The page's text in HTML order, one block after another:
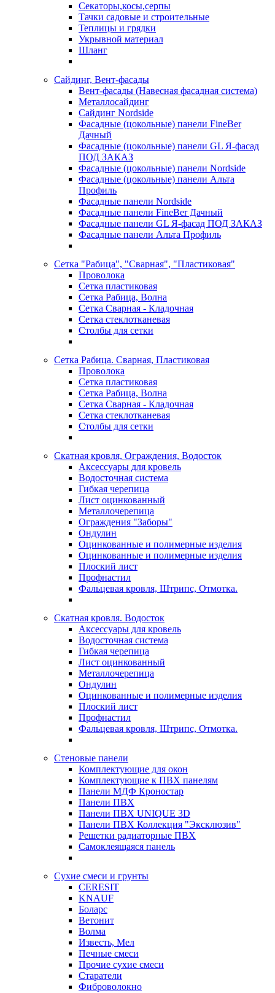
Секаторы,косы,серпы
Тачки садовые и строительные
Теплицы и грядки
Укрывной материал
Шланг
Сайдинг, Вент-фасады
Вент-фасады (Навесная фасадная система)
Металлосайдинг
Сайдинг Nordside
Фасадные (цокольные) панели FineBer
Дачный
Фасадные (цокольные) панели GL Я-фасад
ПОД ЗАКАЗ
Фасадные (цокольные) панели Nordside
Фасадные (цокольные) панели Альта
Профиль
Фасадные панели Nordside
Фасадные панели FineBer Дачный
Фасадные панели GL Я-фасад ПОД ЗАКАЗ
Фасадные панели Альта Профиль
Сетка "Рабица", "Сварная", "Пластиковая"
Проволока
Сетка пластиковая
Сетка Рабица, Волна
Сетка Сварная - Кладочная
Сетка стеклотканевая
Столбы для сетки
Сетка Рабица. Сварная, Пластиковая
Проволока
Сетка пластиковая
Сетка Рабица, Волна
Сетка Сварная - Кладочная
Сетка стеклотканевая
Столбы для сетки
Скатная кровля, Ограждения, Водосток
Аксессуары для кровель
Водосточная система
Гибкая черепица
Лист оцинкованный
Металлочерепица
Ограждения "Заборы"
Ондулин
Оцинкованные и полимерные изделия
Оцинкованные и полимерные изделия
Плоский лист
Профнастил
Фальцевая кровля, Штрипс, Отмотка.
Скатная кровля. Водосток
Аксессуары для кровель
Водосточная система
Гибкая черепица
Лист оцинкованный
Металлочерепица
Ондулин
Оцинкованные и полимерные изделия
Плоский лист
Профнастил
Фальцевая кровля, Штрипс, Отмотка.
Стеновые панели
Комплектующие для окон
Комплектующие к ПВХ панелям
Панели МДФ Кроностар
Панели ПВХ
Панели ПВХ UNIQUE 3D
Панели ПВХ Коллекция "Эксклюзив"
Решетки радиаторные ПВХ
Самоклеящаяся панель
Сухие смеси и грунты
CERESIT
KNAUF
Боларс
Ветонит
Волма
Известь, Мел
Печные смеси
Прочие сухие смеси
Старатели
Фиброволокно